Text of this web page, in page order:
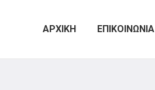
ΑΡΧΙΚΗ ΕΠΙΚΟΙΝΩΝΙΑ